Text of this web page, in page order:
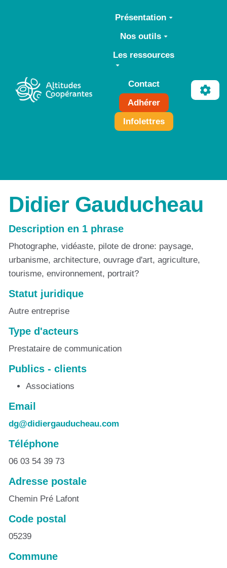
Aller au contenu principal
Présentation
Nos outils
Les ressources
Contact
Adhérer
Infolettres
Didier Gauducheau
Description en 1 phrase
Photographe, vidéaste, pilote de drone: paysage,
urbanisme, architecture, ouvrage d'art, agriculture,
tourisme, environnement, portrait?
Statut juridique
Autre entreprise
Type d'acteurs
Prestataire de communication
Publics - clients
Associations
Email
dg@didiergauducheau.com
Téléphone
06 03 54 39 73
Adresse postale
Chemin Pré Lafont
Code postal
05239
Commune